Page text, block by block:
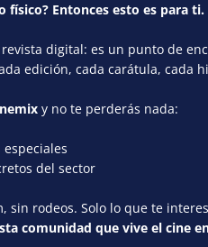
físico? Entonces esto es para ti.
digital: es un punto de
edición, cada carátula, cada
y no te perderás nada:
del sector
sin rodeos. Solo lo que te
comunidad que vive el cine